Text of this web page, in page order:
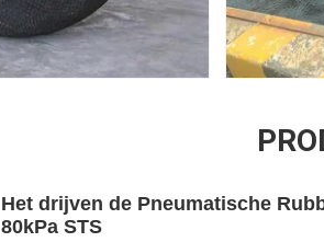
Het drijven de Pneumatische
80kPa STS